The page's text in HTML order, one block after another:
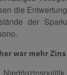
die
der
war mehr Zins